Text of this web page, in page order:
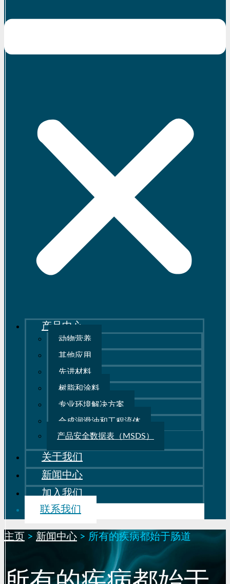
产品中心
动物营养
其他应用
先进材料
树脂和涂料
专业环境解决方案
合成润滑油和工程流体
产品安全数据表（MSDS）
关于我们
新闻中心
加入我们
联系我们
主页 > 新闻中心 > 所有的疾病都始于肠道